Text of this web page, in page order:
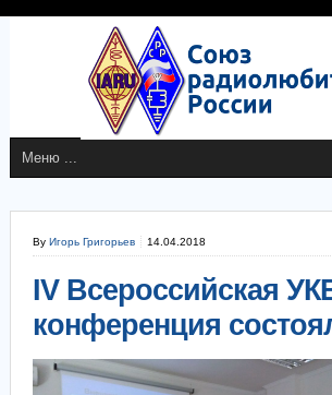
By Игорь Григорьев 14.04.2018
IV Всероссийская
конференция